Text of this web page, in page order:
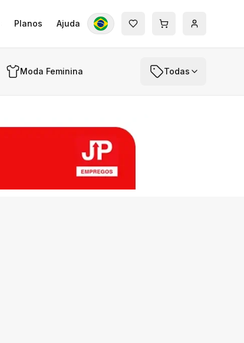
Planos Ajuda
Moda Feminina Todas